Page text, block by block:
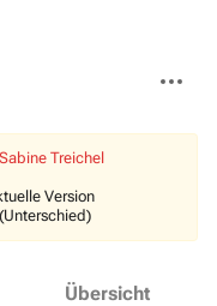
Aktionen
Sabine Treichel
Version
Übersicht